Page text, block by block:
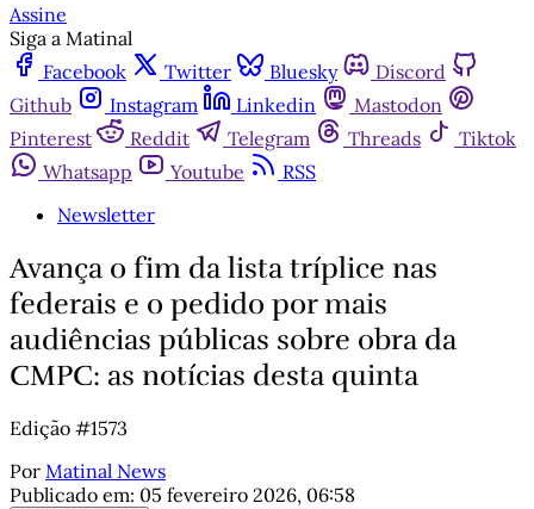
Assine
Siga a Matinal
Facebook
Twitter Bluesky
Discord
Github
Instagram Linkedin
Mastodon
Pinterest
Reddit Telegram Threads
Tiktok
Whatsapp
Youtube
RSS
Newsletter
Avança o fim da lista tríplice nas
federais e o pedido por mais
audiências públicas sobre obra da
CMPC: as notícias desta quinta
Edição #1573
Por Matinal News
Publicado em: 05 fevereiro 2026, 06:58